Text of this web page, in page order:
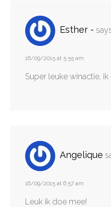
Esther -
16/09/2015 at 5:55 am
Super leuke winactie,
Angelique
16/09/2015 at 6:57 am
Leuk ik doe mee!